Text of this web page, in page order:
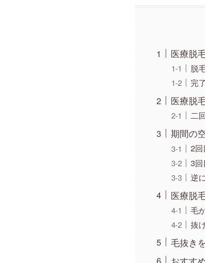
医療脱
脱
完
医療脱
二
期間の
2
3
逆
医療脱
毛
抜
毛抜き
おすす